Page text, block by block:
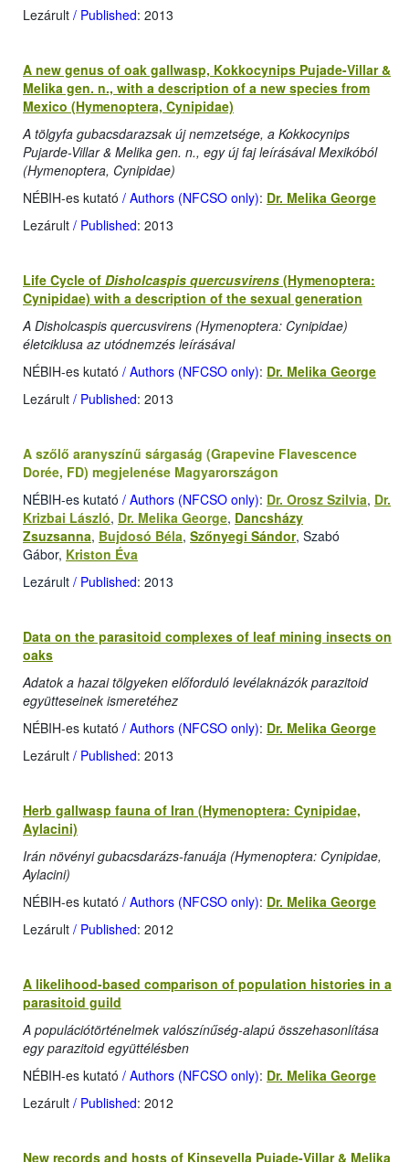
Lezárult / Published: 2013
A new genus of oak gallwasp, Kokkocynips Pujade-Villar &
Melika gen. n., with a description of a new species from
Mexico (Hymenoptera, Cynipidae)
A tölgyfa gubacsdarazsak új nemzetsége, a Kokkocynips
Pujarde-Villar & Melika gen. n., egy új faj leírásával Mexikóból
(Hymenoptera, Cynipidae)
NÉBIH-es kutató / Authors (NFCSO only): Dr. Melika George
Lezárult / Published: 2013
Life Cycle of Disholcaspis quercusvirens (Hymenoptera:
Cynipidae) with a description of the sexual generation
A Disholcaspis quercusvirens (Hymenoptera: Cynipidae)
életciklusa az utódnemzés leírásával
NÉBIH-es kutató / Authors (NFCSO only): Dr. Melika George
Lezárult / Published: 2013
A szőlő aranyszínű sárgaság (Grapevine Flavescence
Dorée, FD) megjelenése Magyarországon
NÉBIH-es kutató / Authors (NFCSO only): Dr. Orosz Szilvia, Dr.
Krizbai László, Dr. Melika George, Dancsházy
Zsuzsanna, Bujdosó Béla, Szőnyegi Sándor, Szabó
Gábor, Kriston Éva
Lezárult / Published: 2013
Data on the parasitoid complexes of leaf mining insects on
oaks
Adatok a hazai tölgyeken előforduló levélaknázók parazitoid
együtteseinek ismeretéhez
NÉBIH-es kutató / Authors (NFCSO only): Dr. Melika George
Lezárult / Published: 2013
Herb gallwasp fauna of Iran (Hymenoptera: Cynipidae,
Aylacini)
Irán növényi gubacsdarázs-fanuája (Hymenoptera: Cynipidae,
Aylacini)
NÉBIH-es kutató / Authors (NFCSO only): Dr. Melika George
Lezárult / Published: 2012
A likelihood-based comparison of population histories in a
parasitoid guild
A populációtörténelmek valószínűség-alapú összehasonlítása
egy parazitoid együttélésben
NÉBIH-es kutató / Authors (NFCSO only): Dr. Melika George
Lezárult / Published: 2012
New records and hosts of Kinseyella Pujade-Villar & Melika